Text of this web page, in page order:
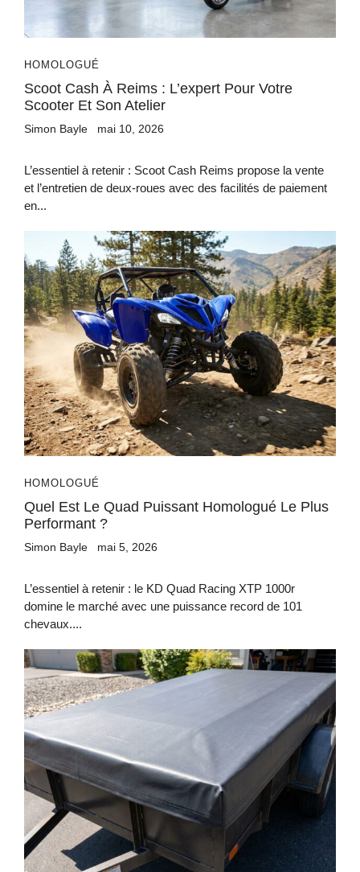
HOMOLOGUÉ
Scoot Cash À Reims : L’expert Pour Votre
Scooter Et Son Atelier
Simon Bayle mai 10, 2026
L’essentiel à retenir : Scoot Cash Reims propose la vente
et l’entretien de deux-roues avec des facilités de paiement
en...
HOMOLOGUÉ
Quel Est Le Quad Puissant Homologué Le Plus
Performant ?
Simon Bayle mai 5, 2026
L’essentiel à retenir : le KD Quad Racing XTP 1000r
domine le marché avec une puissance record de 101
chevaux....